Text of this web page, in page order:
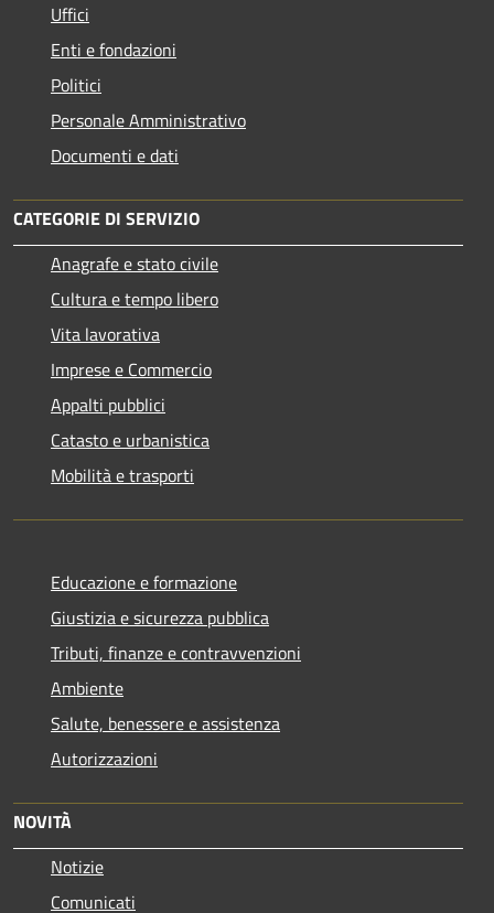
Uffici
Enti e fondazioni
Politici
Personale Amministrativo
Documenti e dati
CATEGORIE DI SERVIZIO
Anagrafe e stato civile
Cultura e tempo libero
Vita lavorativa
Imprese e Commercio
Appalti pubblici
Catasto e urbanistica
Mobilità e trasporti
Educazione e formazione
Giustizia e sicurezza pubblica
Tributi, finanze e contravvenzioni
Ambiente
Salute, benessere e assistenza
Autorizzazioni
NOVITÀ
Notizie
Comunicati